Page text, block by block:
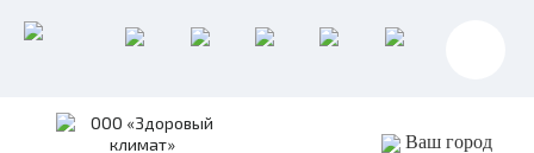
Ваш город